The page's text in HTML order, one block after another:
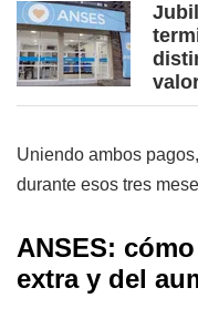
Uniendo ambos
durante esos tres
ANSES:
extra y del